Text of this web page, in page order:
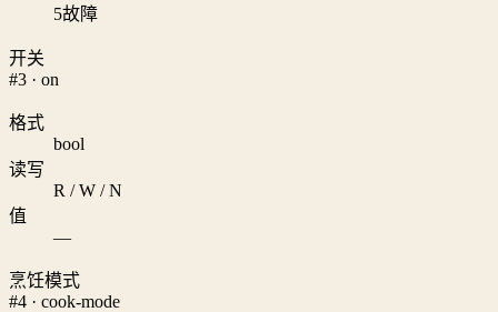
5故障
开关
#3 · on
格式
bool
读写
R / W / N
值
—
烹饪模式
#4 · cook-mode